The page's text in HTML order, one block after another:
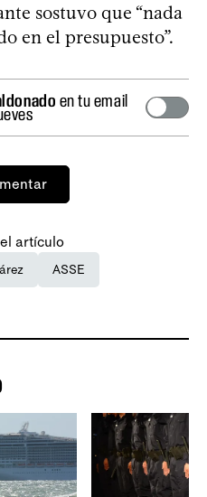
sostuvo que “nada
en el presupuesto”.
en tu email
artículo
ASSE